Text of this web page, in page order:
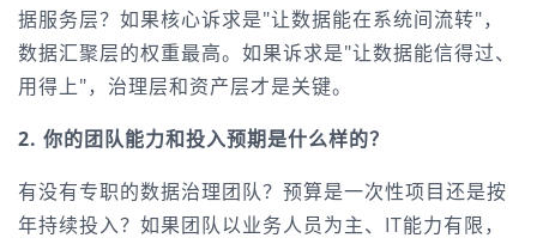
据服务层？如果核心诉求是"让数据能在系统间流转"，
数据汇聚层的权重最高。如果诉求是"让数据能信得过、
用得上"，治理层和资产层才是关键。
2. 你的团队能力和投入预期是什么样的？
有没有专职的数据治理团队？预算是一次性项目还是按
年持续投入？如果团队以业务人员为主、IT能力有限，